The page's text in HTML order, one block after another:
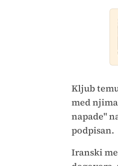
Kljub
med
napade"
podpisan.
Iranski